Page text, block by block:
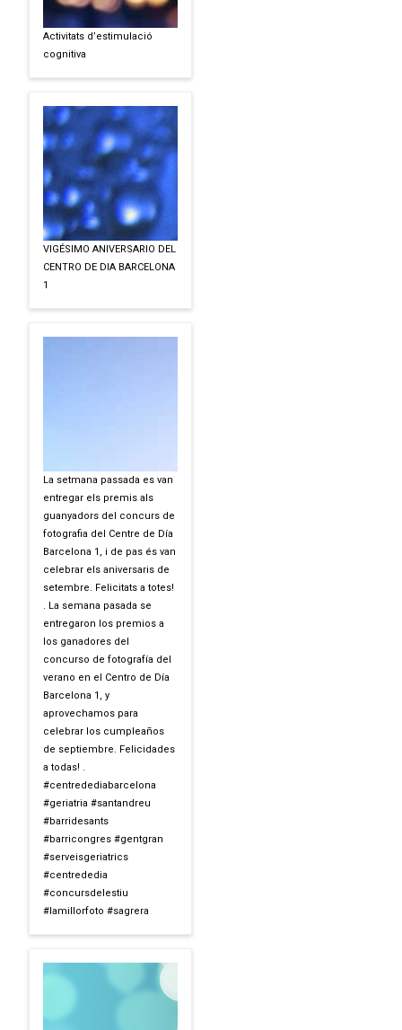
Activitats d’estimulació
cognitiva
VIGÉSIMO ANIVERSARIO DEL
CENTRO DE DIA BARCELONA
1
La setmana passada es van
entregar els premis als
guanyadors del concurs de
fotografia del Centre de Día
Barcelona 1, i de pas és van
celebrar els aniversaris de
setembre. Felicitats a totes!
. La semana pasada se
entregaron los premios a
los ganadores del
concurso de fotografía del
verano en el Centro de Día
Barcelona 1, y
aprovechamos para
celebrar los cumpleaños
de septiembre. Felicidades
a todas! .
#centredediabarcelona
#geriatria #santandreu
#barridesants
#barricongres #gentgran
#serveisgeriatrics
#centrededia
#concursdelestiu
#lamillorfoto #sagrera